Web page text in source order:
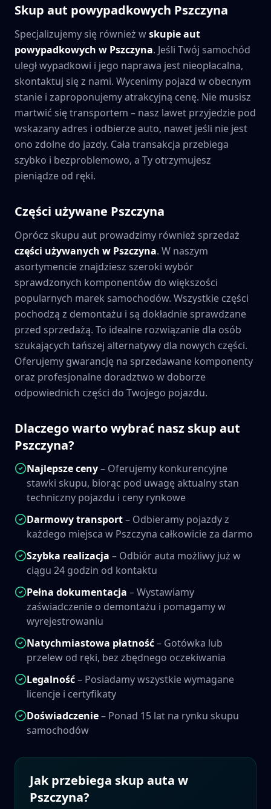
Skup aut powypadkowych Pszczyna
Specjalizujemy się również wskupie aut
powypadkowych w Pszczyna. Jeśli Twój samochód
uległ wypadkowi i jego naprawa jest nieopłacalna,
skontaktuj się z nami. Wycenimy pojazd w obecnym
stanie i zaproponujemy atrakcyjną cenę. Nie musisz
martwić się transportem – nasz lawet przyjedzie pod
wskazany adres i odbierze auto, nawet jeśli nie jest
ono zdolne do jazdy. Cała transakcja przebiega
szybko i bezproblemowo, a Ty otrzymujesz
pieniądze od ręki.
Części używane Pszczyna
Oprócz skupu aut prowadzimy również sprzedaż
części używanych w Pszczyna. W naszym
asortymencie znajdziesz szeroki wybór
sprawdzonych komponentów do większości
popularnych marek samochodów. Wszystkie części
pochodzą z demontażu i są dokładnie sprawdzane
przed sprzedażą. To idealne rozwiązanie dla osób
szukających tańszej alternatywy dla nowych części.
Oferujemy gwarancję na sprzedawane komponenty
oraz profesjonalne doradztwo w doborze
odpowiednich części do Twojego pojazdu.
Dlaczego warto wybrać nasz skup aut
Pszczyna?
Najlepsze ceny– Oferujemy konkurencyjne
stawki skupu, biorąc pod uwagę aktualny stan
techniczny pojazdu i ceny rynkowe
Darmowy transport– Odbieramy pojazdy z
każdego miejsca w Pszczyna całkowicie za darmo
Szybka realizacja – Odbiór auta możliwy już w
ciągu 24 godzin od kontaktu
Pełna dokumentacja – Wystawiamy
zaświadczenie o demontażu i pomagamy w
wyrejestrowaniu
Natychmiastowa płatność– Gotówka lub
przelew od ręki, bez zbędnego oczekiwania
Legalność– Posiadamy wszystkie wymagane
licencje i certyfikaty
Doświadczenie– Ponad 15 lat na rynku skupu
samochodów
Jak przebiega skup auta w
Pszczyna?